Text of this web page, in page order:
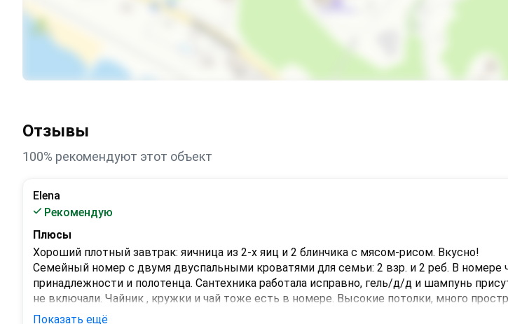
Охраняемая территория
Отзывы
100% рекомендуют этот объект
Elena
Рекомендую
Плюсы
Хороший плотный завтрак: яичница из 2-х яиц и 2 блинчика с мясом-рисом. Вкусно!
Семейный номер с двумя двуспальными кроватями для семьи: 2 взр. и 2 реб. В номере
принадлежности и полотенца. Сантехника работала исправно, гель/д/д и шампунь
не включали. Чайник , кружки и чай тоже есть в номере. Высокие потолки, много
Чисто
Показать ещё